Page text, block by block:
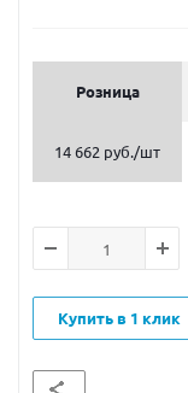
Розница
14 662 руб./шт
Купить в 1 клик